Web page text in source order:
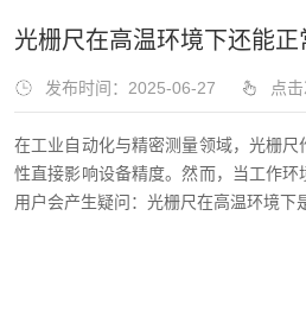
光栅尺在高温环境下还能正
发布时间：2025-06-27 点击
在工业自动化与精密测量领域，光栅尺
性直接影响设备精度。然而，当工作
用户会产生疑问：光栅尺在高温环境下